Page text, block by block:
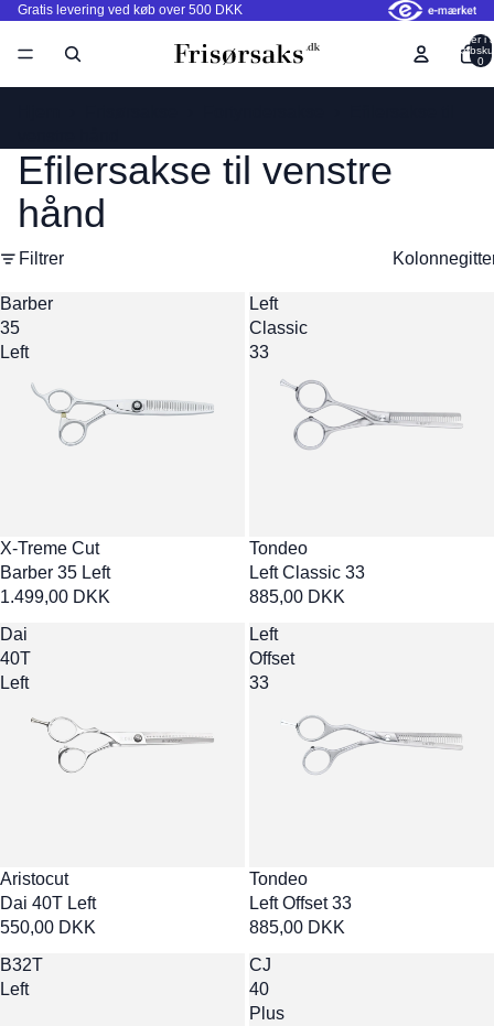
Gratis levering ved køb over 500 DKK
Varer i
0
Efilersakse til venstre
hånd
Filtrer
Barber
35
Left
X-Treme Cut
Barber 35 Left
1.499,00 DKK
Left
Classic
33
Tondeo
Left Classic 33
885,00 DKK
Dai
40T
Left
Aristocut
Dai 40T Left
550,00 DKK
Left
Offset
33
Tondeo
Left Offset 33
885,00 DKK
B32T
Left
CJ
40
Plus